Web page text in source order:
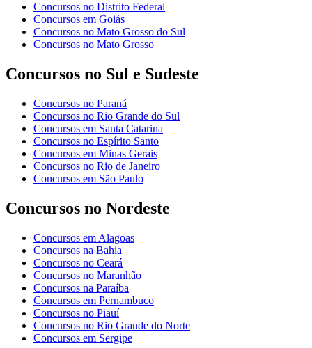
Concursos no Distrito Federal
Concursos em Goiás
Concursos no Mato Grosso do Sul
Concursos no Mato Grosso
Concursos no Sul e Sudeste
Concursos no Paraná
Concursos no Rio Grande do Sul
Concursos em Santa Catarina
Concursos no Espírito Santo
Concursos em Minas Gerais
Concursos no Rio de Janeiro
Concursos em São Paulo
Concursos no Nordeste
Concursos em Alagoas
Concursos na Bahia
Concursos no Ceará
Concursos no Maranhão
Concursos na Paraíba
Concursos em Pernambuco
Concursos no Piauí
Concursos no Rio Grande do Norte
Concursos em Sergipe